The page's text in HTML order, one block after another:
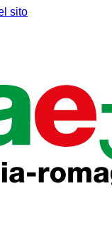
sito